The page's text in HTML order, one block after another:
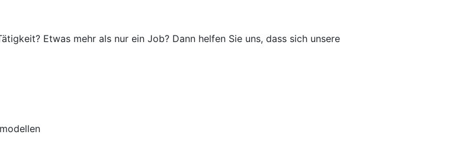
Etwas mehr als nur ein Job? Dann helfen Sie uns, dass sich unsere